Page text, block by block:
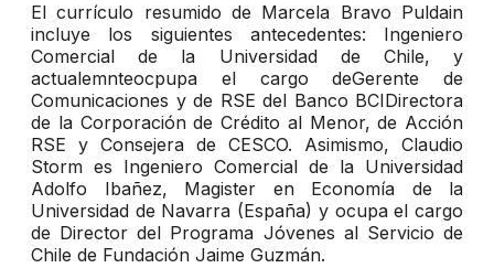
El currículo resumido de Marcela Bravo Puldain
incluye los siguientes antecedentes: Ingeniero
Comercial de la Universidad de Chile, y
actualemnteocpupa el cargo deGerente de
Comunicaciones y de RSE del Banco BCIDirectora
de la Corporación de Crédito al Menor, de Acción
RSE y Consejera de CESCO. Asimismo, Claudio
Storm es Ingeniero Comercial de la Universidad
Adolfo Ibañez, Magister en Economía de la
Universidad de Navarra (España) y ocupa el cargo
de Director del Programa Jóvenes al Servicio de
Chile de Fundación Jaime Guzmán.